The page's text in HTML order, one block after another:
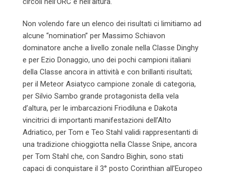
Non volendo fare un elenco dei risultati ci limitiamo ad
alcune “nomination” per Massimo Schiavon
dominatore anche a livello zonale nella Classe Dinghy
e per Ezio Donaggio, uno dei pochi campioni italiani
della Classe ancora in attività e con brillanti risultati;
per il Meteor Asiatyco campione zonale di categoria,
per Silvio Sambo grande protagonista della vela
d’altura, per le imbarcazioni Friodiluna e Dakota
vincitrici di importanti manifestazioni dell’Alto
Adriatico, per Tom e Teo Stahl validi rappresentanti di
una tradizione chioggiotta nella Classe Snipe, ancora
per Tom Stahl che, con Sandro Bighin, sono stati
capaci di conquistare il 3° posto Corinthian all’Europeo